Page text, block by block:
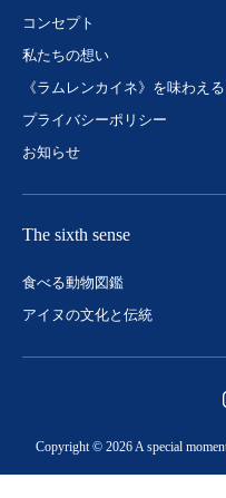
コンセプト
私たちの想い
《ラムレンカイネ》を味わえ
プライバシーポリシー
お知らせ
The sixth sense
食べる動物図鑑
アイヌの文化と伝統
Copyright © 2026 A special